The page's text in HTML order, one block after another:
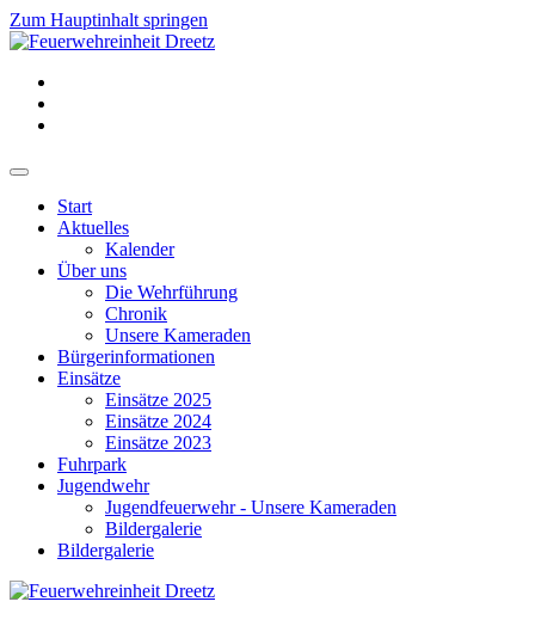
Zum Hauptinhalt springen
Start
Aktuelles
Kalender
Über uns
Die Wehrführung
Chronik
Unsere Kameraden
Bürgerinformationen
Einsätze
Einsätze 2025
Einsätze 2024
Einsätze 2023
Fuhrpark
Jugendwehr
Jugendfeuerwehr - Unsere Kameraden
Bildergalerie
Bildergalerie